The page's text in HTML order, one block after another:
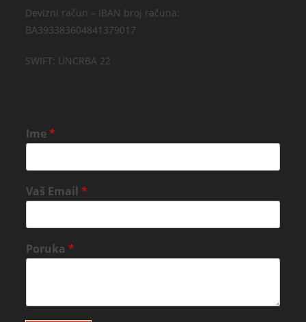
Devizni račun – IBAN broj računa:
BA393383604841379017
SWIFT: UNCRBA 22
Ime*
Vaš Email*
Poruka*